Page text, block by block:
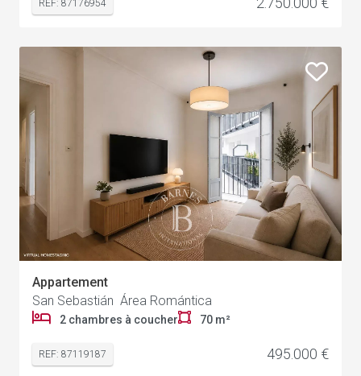
REF: 87176954
Appartement
San Sebastián Área Romántica
2 chambres à coucher 70 m²
REF: 87119187 495.000 €